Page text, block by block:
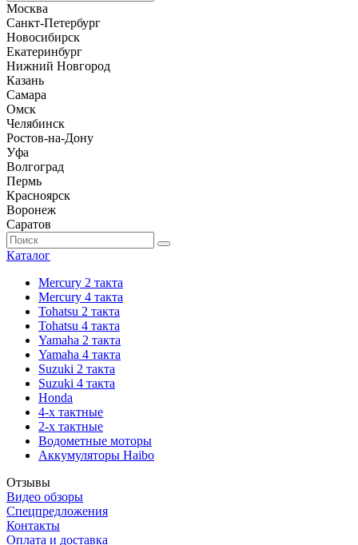
Москва
Санкт-Петербург
Новосибирск
Екатеринбург
Нижний Новгород
Казань
Самара
Омск
Челябинск
Ростов-на-Дону
Уфа
Волгоград
Пермь
Красноярск
Воронеж
Саратов
Каталог
Mercury 2 такта
Mercury 4 такта
Tohatsu 2 такта
Tohatsu 4 такта
Yamaha 2 такта
Yamaha 4 такта
Suzuki 2 такта
Suzuki 4 такта
Honda
4-х тактные
2-х тактные
Водометные моторы
Аккумуляторы Haibo
Отзывы
Видео обзоры
Спецпредложения
Контакты
Оплата и доставка